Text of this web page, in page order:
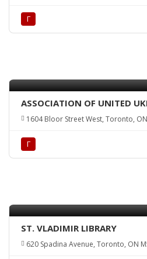
Г
ASSOCIATION OF UNITED
– TORONTO BRANCH
1604 Bloor Street West, Toronto,
Г
ST. VLADIMIR LIBRARY
620 Spadina Avenue, Toronto, ON